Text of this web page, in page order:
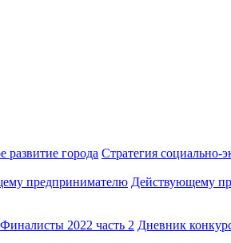
развитие города Стратегия социально-
предпринимателю Действующему
Финалисты 2022 часть 2 Дневник